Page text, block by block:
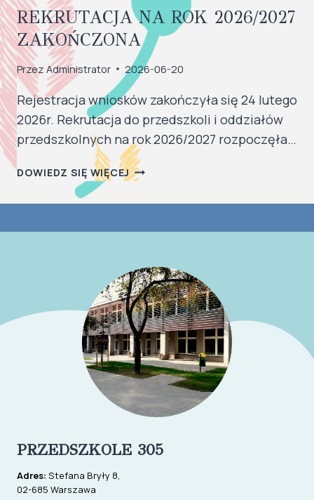
REKRUTACJA NA ROK 2026/2027
ZAKOŃCZONA
Przez Administrator 2026-06-20
Rejestracja wniosków zakończyła się 24 lutego
2026r. Rekrutacja do przedszkoli i oddziałów
przedszkolnych na rok 2026/2027 rozpoczęła…
DOWIEDZ SIĘ WIĘCEJREKRUTACJA
NA
ROK
ZAKOŃCZONA
PRZEDSZKOLE 305
Adres: Stefana Bryły 8,
02-685 Warszawa